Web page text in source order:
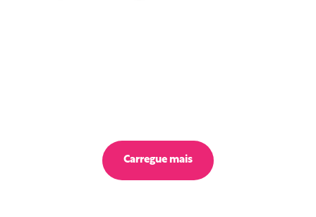
Carregue mais